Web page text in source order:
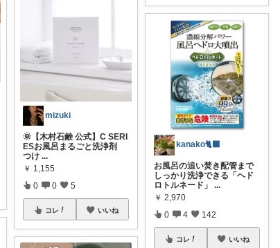
mizuki
🌞【木村石鹸 公式】C SERI
ESお風呂まるごと洗浄剤
つけ ...
￥ 1,155
0 0 5
コレ いいね
kanako🐈‍⬛
お風呂の追い焚き配管まで
しっかり洗浄できる「ヘド
ロトルネード」
...
￥ 2,970
0 4 142
コレ いいね